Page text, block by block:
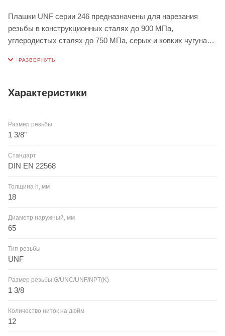
Плашки UNF серии 246 предназначены для нарезания
резьбы в конструкционных сталях до 900 МПа,
углеродистых сталях до 750 МПа, серых и ковких чугунах,
использоваться в сплавах цинка и термопластах.
Характеристики
Размер резьбы
1 3/8"
Стандарт
DIN EN 22568
Толщина h, мм
18
Диаметр наружный, мм
65
Тип резьбы
UNF
Размер резьбы G/UNC/UNF/NPT(K)
1 3/8
Количество ниток на дюйм
12